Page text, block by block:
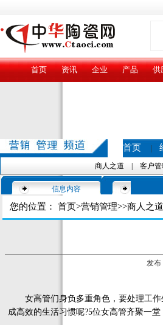
首页 资讯 企业 产品 供
首页
商人之道 客户管
信息内容
您的位置： 首页>营销管理>>商人之道
发布
女高管们身负多重角色，要处理工作
成高效的生活习惯呢?5位女高管齐聚一